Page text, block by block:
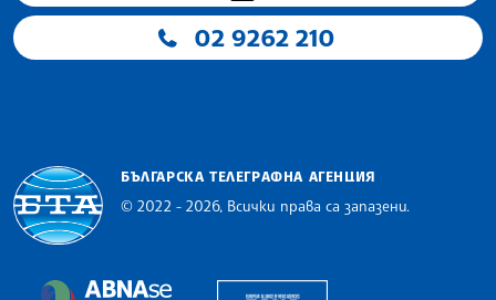
02 9262 210
БЪЛГАРСКА ТЕЛЕГРАФНА АГЕНЦИЯ
© 2022 - 2026, Всички права са запазени.
The Assocoation of the Balkan News Agencies